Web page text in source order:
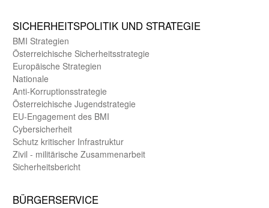
SICHER­HEITS­POLITIK UND STRATEGIE
BMI Strategien
Öster­reichische Sicherheits­strategie
Europäische Strategien
Nationale
Anti-Korruptions­strategie
Öster­reichische Jugend­strategie
EU-Engagement des BMI
Cybersicherheit
Schutz kritischer Infra­struktur
Zivil - militärische Zusammen­arbeit
Sicherheits­bericht
BÜRGER­SERVICE